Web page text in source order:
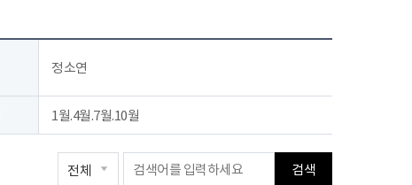
정소연
1월.4월.7월.10월
검색